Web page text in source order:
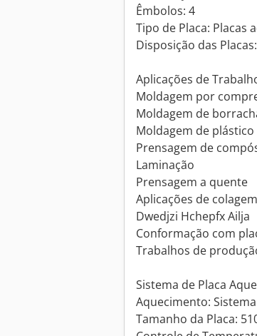
Êmbolos: 4
Tipo de Placa: Placas
Disposição das
Aplicações de
Moldagem por
Moldagem de
Moldagem de plástico
Prensagem de
Laminação
Prensagem a quente
Aplicações de colagem
Dwedjzi Hchepfx Ailja
Conformação com
Trabalhos de
Sistema de Placa
Aquecimento:
Tamanho da Placa: